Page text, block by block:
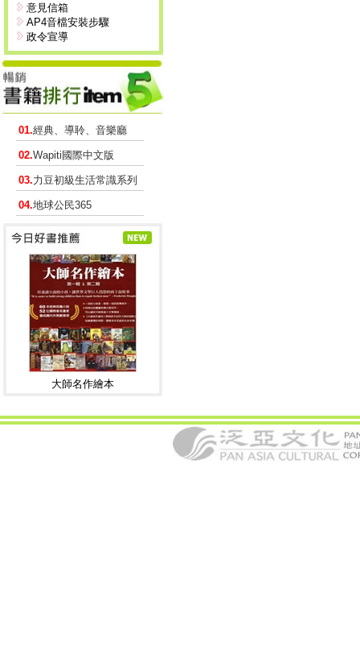
意見信箱
AP4音檔安裝步驟
政令宣導
01.經典、導聆、音樂廳
02.Wapiti國際中文版
03.力豆初級生活常識系列
04.地球公民365
大師名作繪本